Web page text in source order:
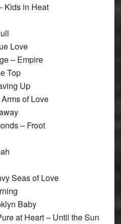
Kids in Heat
Love
– Empire
Top
Up
of Love
– Froot
Seas of Love
Baby
at Heart – Until the Sun